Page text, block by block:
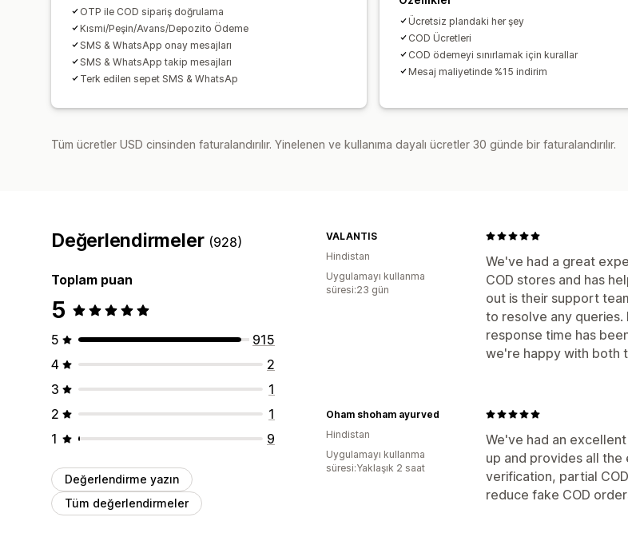
OTP ile COD sipariş doğrulama
Kısmi/Peşin/Avans/Depozito Ödeme
SMS & WhatsApp onay mesajları
SMS & WhatsApp takip mesajları
Terk edilen sepet SMS & WhatsAp
Ücretsiz plandaki her şey
COD Ücretleri
COD ödemeyi sınırlamak için kurallar
Mesaj maliyetinde %15 indirim
Tüm ücretler USD cinsinden faturalandırılır. Yinelenen ve kullanıma dayalı ücretler 30 günde bir faturalandırılır.
Değerlendirmeler (928)
Toplam puan
5
5
915
4
2
3
1
2
1
1
9
Değerlendirme yazın
Tüm değerlendirmeler
We've had a great
COD stores and has
out is their support
to resolve any queries.
response time has
we're happy with both
VALANTIS
Hindistan
Uygulamayı kullanma
süresi:23 gün
We've had an
up and provides all the
verification, partial
reduce fake COD
Oham shoham ayurved
Hindistan
Uygulamayı kullanma
süresi:Yaklaşık 2 saat